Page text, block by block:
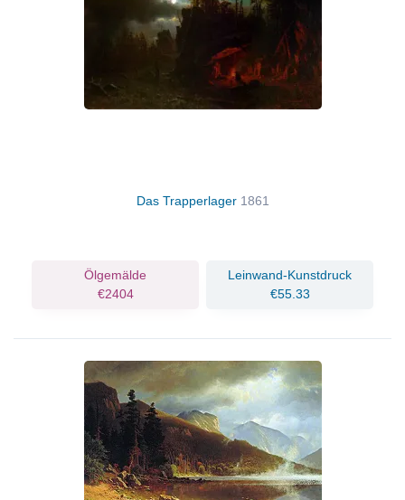
Das Trapperlager 1861
Ölgemälde
€2404
Leinwand-Kunstdruck
€55.33